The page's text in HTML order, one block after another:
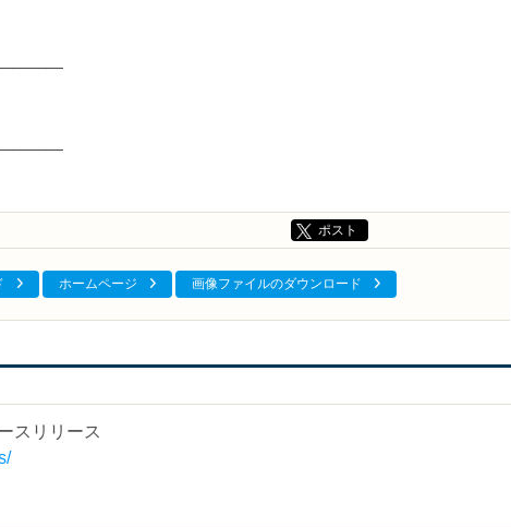
ポスト
ホームページ 画像ファイルのダウンロード
スリリース